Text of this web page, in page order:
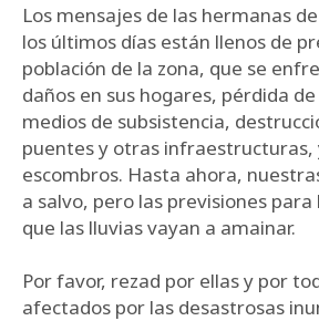
Los mensajes de las hermanas
los últimos días están llenos de
población de la zona, que se
daños en sus hogares, pérdida
medios de subsistencia,
puentes y otras infraestructuras,
escombros. Hasta ahora,
a salvo, pero las previsiones para
que las lluvias vayan a amainar.
Por favor, rezad por ellas y por
afectados por las desastrosas